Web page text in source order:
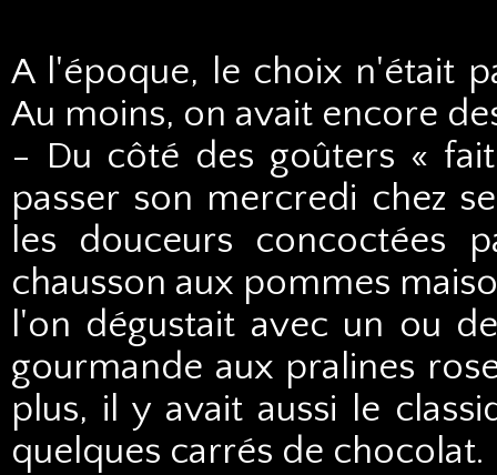
A l'époque, le choix n'était
Au moins, on avait encore
- Du côté des goûters «
passer son mercredi chez
les douceurs concoctées
chausson aux pommes
l'on dégustait avec un ou
gourmande aux pralines
plus, il y avait aussi le
quelques carrés de chocolat.